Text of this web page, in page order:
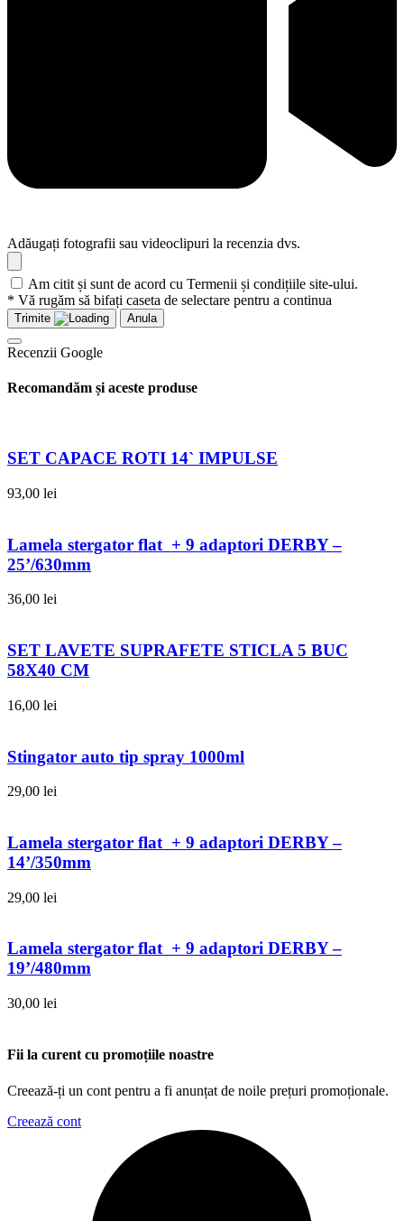
Adăugați fotografii sau videoclipuri la recenzia dvs.
Am citit și sunt de acord cu Termenii și condițiile site-ului.
* Vă rugăm să bifați caseta de selectare pentru a continua
Trimite Anula
Recenzii Google
Recomandăm și aceste produse
SET CAPACE ROTI 14` IMPULSE
93,00 lei
Lamela stergator flat + 9 adaptori DERBY –
25’/630mm
36,00 lei
SET LAVETE SUPRAFETE STICLA 5 BUC
58X40 CM
16,00 lei
Stingator auto tip spray 1000ml
29,00 lei
Lamela stergator flat + 9 adaptori DERBY –
14’/350mm
29,00 lei
Lamela stergator flat + 9 adaptori DERBY –
19’/480mm
30,00 lei
Fii la curent cu promoțiile noastre
Creează-ți un cont pentru a fi anunțat de noile prețuri promoționale.
Creează cont